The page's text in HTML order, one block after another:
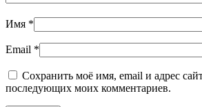
Имя *
Email *
Сохранить моё имя, email и адрес
последующих моих комментариев.